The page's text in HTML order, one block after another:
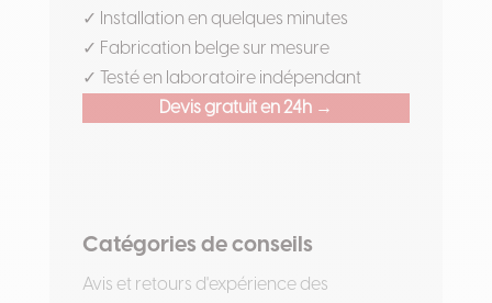
✓ Installation en quelques minutes
✓ Fabrication belge sur mesure
✓ Testé en laboratoire indépendant
Devis gratuit en 24h →
Catégories de conseils
Avis et retours d'expérience des